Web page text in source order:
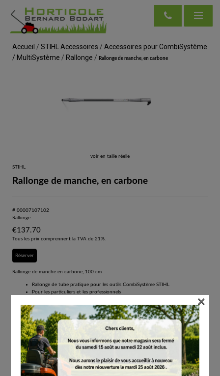
Accueil / STIHL Accessoires / Accessoires pour CombiSystème
/ MultiSystème / Rallonge / Rallonge de manche, en carbone
voir en taille réelle
STIHL
Rallonge de manche, en carbone
# 00007107102
Rallonge
€137.70
Tous les prix comprennent la TVA de 21%.
Réserver
Rallonge de manche en carbone, 100 cm
Rallonge de tube pratique pour les outils CombiSystème STIHL
Pour les particuliers et les professionnels
difficiles
Version carbone: pour les outils combinés HT-KM et HL-KM (100 cm)
×